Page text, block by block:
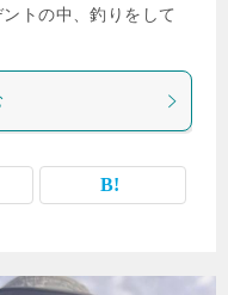
トの中、釣りをして